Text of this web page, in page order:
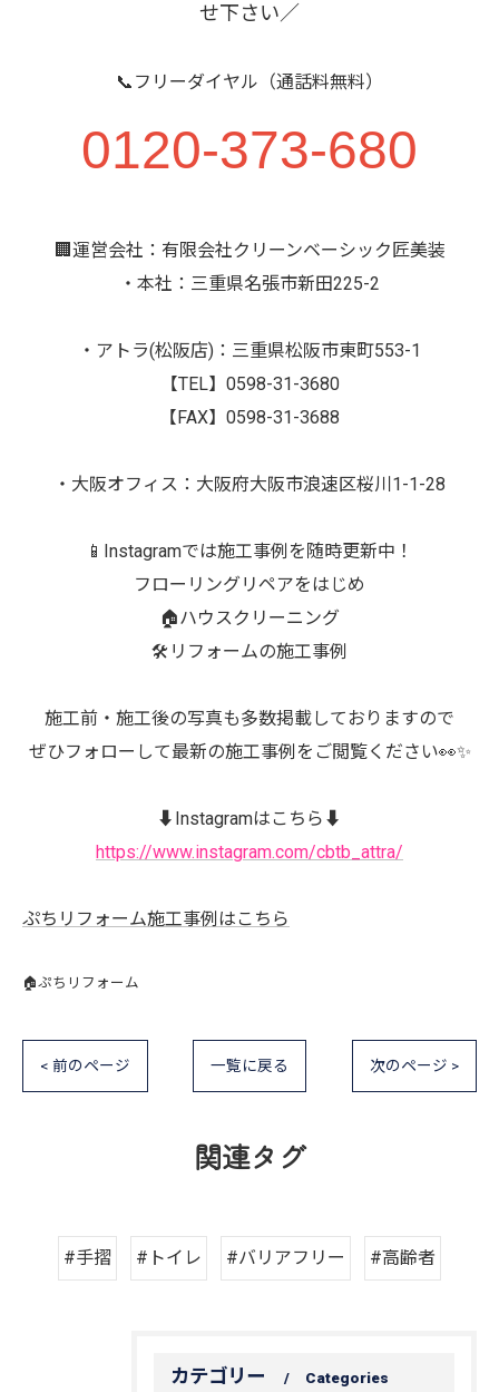
せ下さい／
📞フリーダイヤル（通話料無料）
0120-373-680
🏢運営会社：有限会社クリーンベーシック匠美装
・本社：三重県名張市新田225-2
・アトラ(松阪店)：三重県松阪市東町553-1
【TEL】0598-31-3680
【FAX】0598-31-3688
・大阪オフィス：大阪府大阪市浪速区桜川1-1-28
📱Instagramでは施工事例を随時更新中！
フローリングリペアをはじめ
🏠ハウスクリーニング
🛠️リフォームの施工事例
施工前・施工後の写真も多数掲載しておりますので
ぜひフォローして最新の施工事例をご閲覧ください👀✨
⬇️Instagramはこちら⬇️
https://www.instagram.com/cbtb_attra/
ぷちリフォーム施工事例はこちら
🏠ぷちリフォーム
< 前のページ 一覧に戻る 次のページ >
関連タグ
#手摺 #トイレ #バリアフリー #高齢者
カテゴリー Categories